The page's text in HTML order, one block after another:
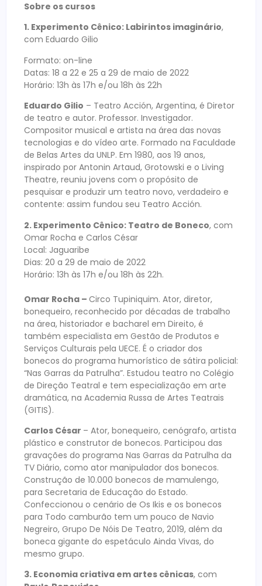
Sobre os cursos
1. Experimento Cênico: Labirintos imaginário,
com Eduardo Gilio
Formato: on-line
Datas: 18 a 22 e 25 a 29 de maio de 2022
Horário: 13h às 17h e/ou 18h às 22h
Eduardo Gilio – Teatro Acción, Argentina, é Diretor
de teatro e autor. Professor. Investigador.
Compositor musical e artista na área das novas
tecnologias e do vídeo arte. Formado na Faculdade
de Belas Artes da UNLP. Em 1980, aos 19 anos,
inspirado por Antonin Artaud, Grotowski e o Living
Theatre, reuniu jovens com o propósito de
pesquisar e produzir um teatro novo, verdadeiro e
contente: assim fundou seu Teatro Acción.
2. Experimento Cênico: Teatro de Boneco, com
Omar Rocha e Carlos César
Local: Jaguaribe
Dias: 20 a 29 de maio de 2022
Horário: 13h às 17h e/ou 18h às 22h.
Omar Rocha – Circo Tupiniquim. Ator, diretor,
bonequeiro, reconhecido por décadas de trabalho
na área, historiador e bacharel em Direito, é
também especialista em Gestão de Produtos e
Serviços Culturais pela UECE. É o criador dos
bonecos do programa humorístico de sátira policial:
“Nas Garras da Patrulha”. Estudou teatro no Colégio
de Direção Teatral e tem especialização em arte
dramática, na Academia Russa de Artes Teatrais
(GITIS).
Carlos César – Ator, bonequeiro, cenógrafo, artista
plástico e construtor de bonecos. Participou das
gravações do programa Nas Garras da Patrulha da
TV Diário, como ator manipulador dos bonecos.
Construção de 10.000 bonecos de mamulengo,
para Secretaria de Educação do Estado.
Confeccionou o cenário de Os Ikis e os bonecos
para Todo camburão tem um pouco de Navio
Negreiro, Grupo De Nóis De Teatro, 2019, além da
boneca gigante do espetáculo Ainda Vivas, do
mesmo grupo.
3. Economia criativa em artes cênicas, com